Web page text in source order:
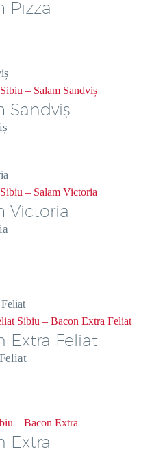
Pizza
Sibiu – Salam Sandviș
Sandviș
Sibiu – Salam Victoria
Victoria
Sibiu – Bacon Extra Feliat
Extra Feliat
– Bacon Extra
Extra